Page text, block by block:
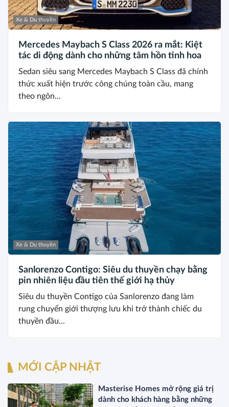
Xe & Du thuyền
Mercedes Maybach S Class 2026 ra mắt: Kiệt
tác di động dành cho những tâm hồn tinh hoa
Sedan siêu sang Mercedes Maybach S Class đã chính
thức xuất hiện trước công chúng toàn cầu, mang
theo ngôn...
Xe & Du thuyền
Sanlorenzo Contigo: Siêu du thuyền chạy bằng
pin nhiên liệu đầu tiên thế giới hạ thủy
Siêu du thuyền Contigo của Sanlorenzo đang làm
rung chuyển giới thượng lưu khi trở thành chiếc du
thuyền đầu...
MỚI CẬP NHẬT
Masterise Homes mở rộng giá trị
dành cho khách hàng bằng những